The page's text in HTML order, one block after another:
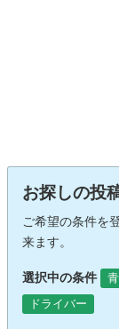
お探しの投
ご希望の条件を
来ます。
選択中の条件
ドライバー